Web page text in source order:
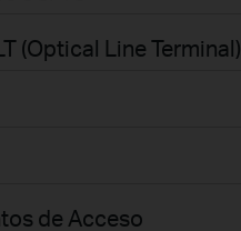
(Optical Line Terminal)
de Acceso